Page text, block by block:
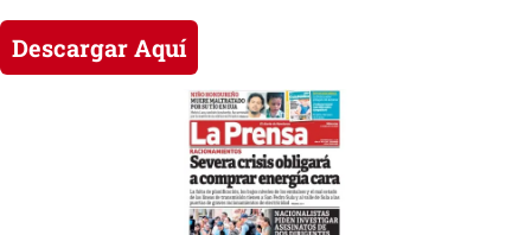
Descargar Aquí